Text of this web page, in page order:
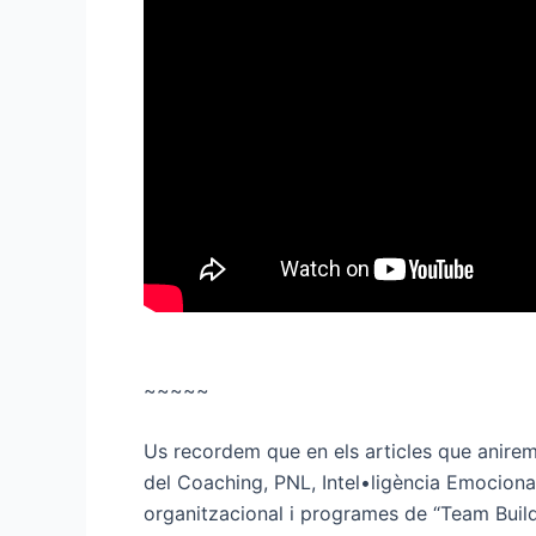
~~~~~
Us recordem que en els articles que
del Coaching, PNL, Intel•ligència
organitzacional i programes de “Team